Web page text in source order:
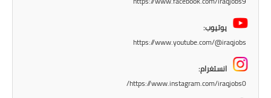
يوتيوب:
https://www.youtube.com/@iraqjobs
انستغرام:
https://www.instagram.com/iraqjobs0/